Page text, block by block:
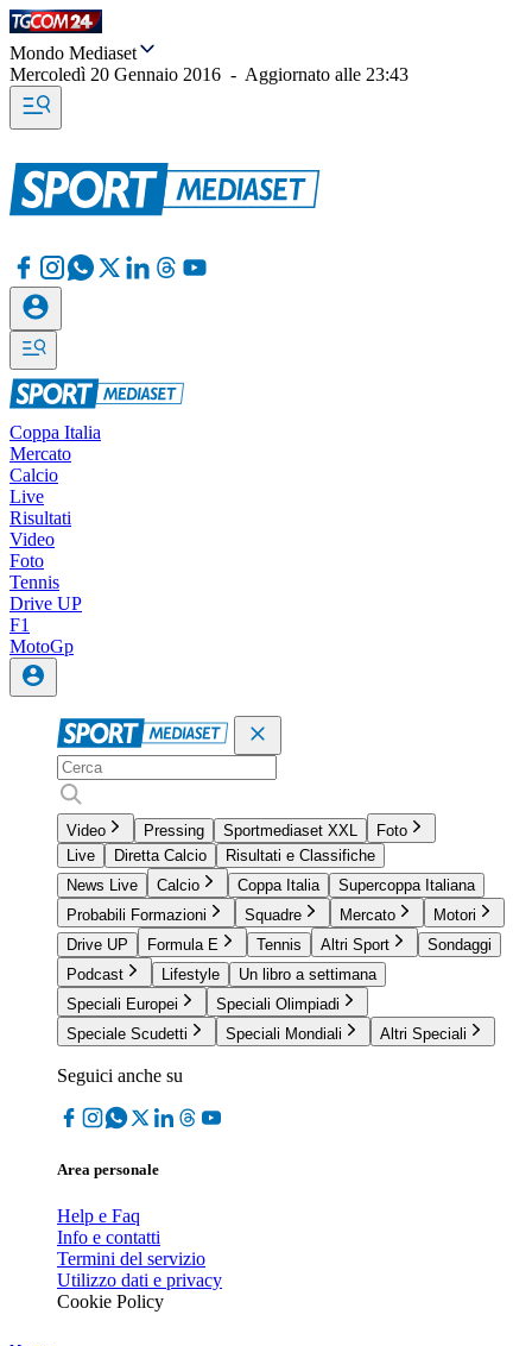
Mondo Mediaset
Mercoledì 20 Gennaio 2016 - Aggiornato alle 23:43
Coppa Italia
Mercato
Calcio
Live
Risultati
Video
Foto
Tennis
Drive UP
F1
MotoGp
Video Pressing Sportmediaset XXL
Foto
Live
Diretta Calcio
Risultati e Classifiche
News Live
Calcio Coppa Italia
Supercoppa Italiana
Probabili Formazioni
Squadre Mercato
Motori
Drive UP
Formula E Tennis Altri Sport
Sondaggi
Podcast
Lifestyle
Un libro a settimana
Speciali Europei
Speciali Olimpiadi
Speciale Scudetti
Speciali Mondiali Altri Speciali
Seguici anche su
Area personale
Help e Faq
Info e contatti
Termini del servizio
Utilizzo dati e privacy
Cookie Policy